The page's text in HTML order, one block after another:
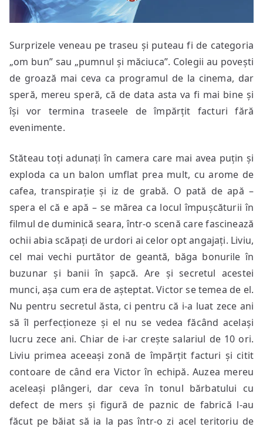
Surprizele veneau pe traseu și puteau fi de categoria
„om bun” sau „pumnul și măciuca”. Colegii au povești
de groază mai ceva ca programul de la cinema, dar
speră, mereu speră, că de data asta va fi mai bine și
își vor termina traseele de împărțit facturi fără
evenimente.
Stăteau toți adunați în camera care mai avea puțin și
exploda ca un balon umflat prea mult, cu arome de
cafea, transpirație și iz de grabă. O pată de apă –
spera el că e apă – se mărea ca locul împușcăturii în
filmul de duminică seara, într-o scenă care fascinează
ochii abia scăpați de urdori ai celor opt angajați. Liviu,
cel mai vechi purtător de geantă, băga bonurile în
buzunar și banii în șapcă. Are și secretul acestei
munci, așa cum era de așteptat. Victor se temea de el.
Nu pentru secretul ăsta, ci pentru că i-a luat zece ani
să îl perfecționeze și el nu se vedea făcând același
lucru zece ani. Chiar de i-ar crește salariul de 10 ori.
Liviu primea aceeași zonă de împărțit facturi și citit
contoare de când era Victor în echipă. Auzea mereu
aceleași plângeri, dar ceva în tonul bărbatului cu
defect de mers și figură de paznic de fabrică l-au
făcut pe băiat să ia la pas într-o zi acel teritoriu de